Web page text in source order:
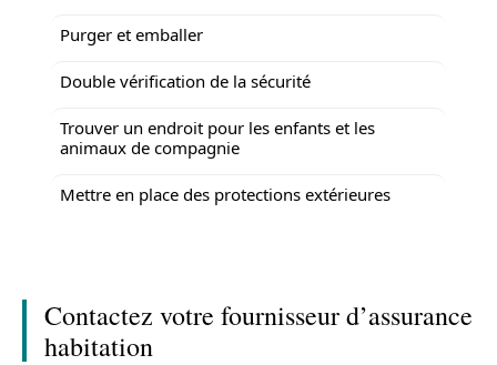
Purger et emballer
Double vérification de la sécurité
Trouver un endroit pour les enfants et les
animaux de compagnie
Mettre en place des protections extérieures
Contactez votre fournisseur d’assurance
habitation